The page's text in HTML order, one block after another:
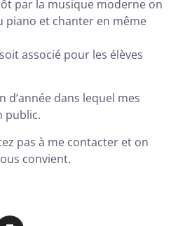
par la musique moderne on
piano et chanter en même
associé pour les élèves
d’année dans lequel mes
public.
pas à me contacter et on
convient.